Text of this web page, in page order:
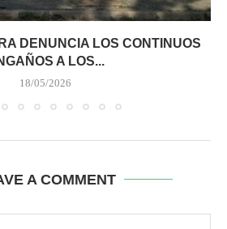
DENUNCIA LOS CONTINUOS
A LOS...
18/05/2026
A COMMENT